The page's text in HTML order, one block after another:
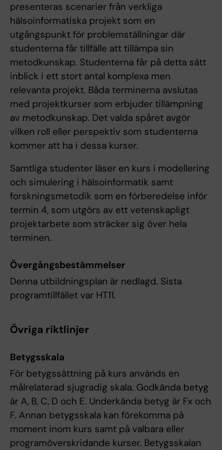
presenteras scenarier från verkliga
hälsoinformatiska projekt som en
utgångspunkt för problemställningar där
studenterna får tillfälle att tillämpa sin
metodkunskap. Studenterna får på detta sätt
inblick i ett stort antal komplexa men
relevanta projekt. Båda terminerna avslutas
med projektkurser som erbjuder tillämpning
av metodkunskap. Det valda spåret avgör
vilken roll eller perspektiv som studenterna
kommer att ha i dessa kurser.
Samtliga studenter läser en kurs i modellering
och simulering i hälsoinformatik samt
forskningsmetodik som en förberedelse inför
termin 4, som utgörs av ett vetenskapligt
projektarbete som sträcker sig över hela
terminen.
Övergångsbestämmelser
Denna utbildningsplan är nedlagd. Sista
programtillfället var HT11.
Övriga riktlinjer
Betygsskala
För betygssättning på kurs används en
målrelaterad sjugradig skala. Godkända betyg
är A, B, C, D och E. Underkända betyg är Fx och
F. Annan betygsskala kan förekomma på
moment inom kurs samt på valbara eller
programöverskridande kurser. Betygsskalan